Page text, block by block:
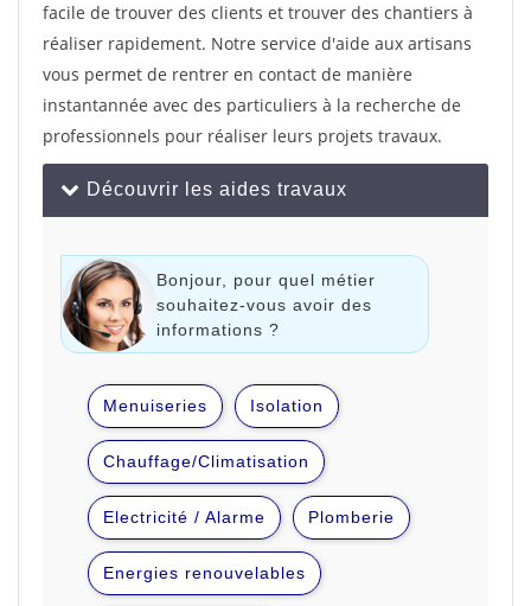
facile de trouver des clients et trouver des chantiers à
réaliser rapidement. Notre service d'aide aux artisans
vous permet de rentrer en contact de manière
instantannée avec des particuliers à la recherche de
professionnels pour réaliser leurs projets travaux.